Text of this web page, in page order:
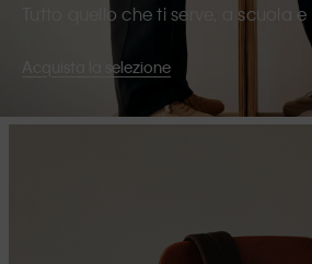
Tutto quello che ti serve, a scuola
Acquista la selezione